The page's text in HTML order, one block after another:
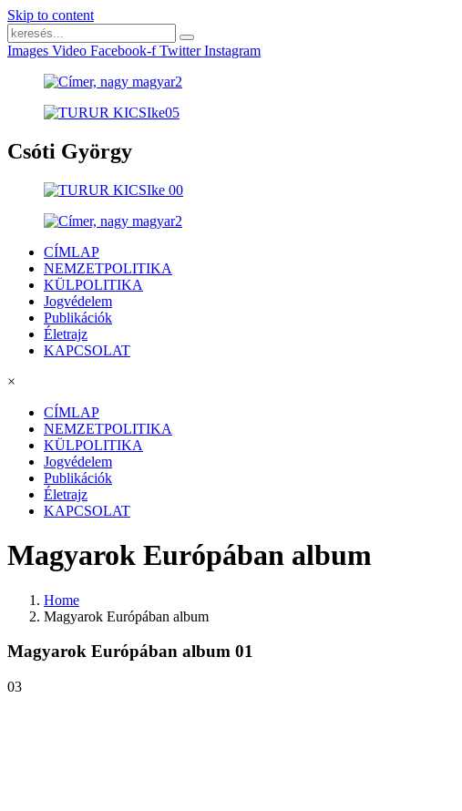
Skip to content
Images Video Facebook-f Twitter Instagram
Csóti György
CÍMLAP
NEMZETPOLITIKA
KÜLPOLITIKA
Jogvédelem
Publikációk
Életrajz
KAPCSOLAT
×
CÍMLAP
NEMZETPOLITIKA
KÜLPOLITIKA
Jogvédelem
Publikációk
Életrajz
KAPCSOLAT
Magyarok Európában album
Home
Magyarok Európában album
Magyarok Európában album 01
03